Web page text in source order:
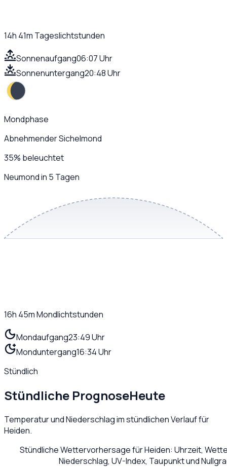
14h 41m Tageslichtstunden
Sonnenaufgang06:07 Uhr
Sonnenuntergang20:48 Uhr
Mondphase
Abnehmender Sichelmond
35% beleuchtet
Neumond in 5 Tagen
16h 45mMondlichtstunden
Mondaufgang23:49 Uhr
Monduntergang16:34 Uhr
Stündlich
Stündliche PrognoseHeute
Temperatur und Niederschlag im stündlichen Verlauf für
Heiden.
Stündliche Wettervorhersage fürHeiden: Uhrzeit,
Niederschlag, UV-Index, Taupunkt und